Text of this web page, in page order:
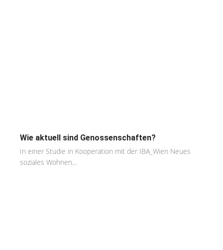
Wie aktuell sind Genossenschaften?
In einer Studie in Kooperation mit der IBA_Wien Neues
soziales Wohnen...